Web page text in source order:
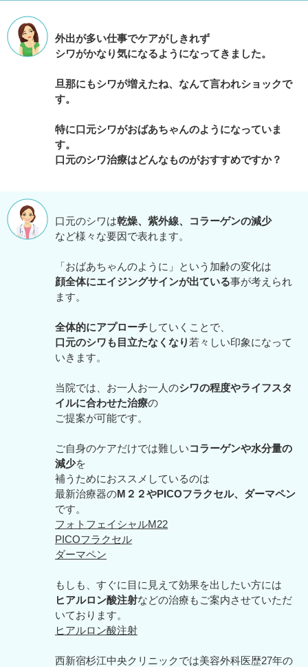
外出が多い仕事でケアがしきれず
シワがかなり気になるようになってきました。
旦那にもシワが増えたね、なんて言われショックで
す。
特に口元シワがおばあちゃんのようになっていま
す。
口元のシワ治療はどんなものがおすすめですか？
口元のシワは乾燥、紫外線、コラーゲンの減少
など様々な要因で表れます。
「おばあちゃんのように」という加齢の変化は
顔全体にエイジングサインが出ている事が考えられ
ます。
全体的にアプローチしていくことで、
口元のシワも目立たなくなり 若々しい印象になって
いきます。
当院では、お一人お一人のシワの程度やライフスタ
イルに合わせた治療の
ご提案が可能です。
ご自身のケアだけでは難しいコラーゲンや水分量の
減少を
補うためにおススメしているのは
最新治療器のM２２やPICOフラクセル、ダーマペン
です。
フォトフェイシャルM22
PICOフラクセル
ダーマペン
もしも、すぐに目に見えて効果を出したい方には
ヒアルロン酸注射などの治療もご案内させていただ
いております。
ヒアルロン酸注射
西新宿杉江中央クリニックでは美容外科医歴27年の